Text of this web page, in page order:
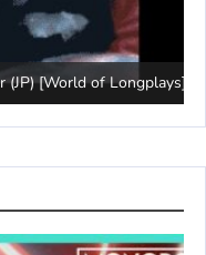
(JP) [World of Longplays]